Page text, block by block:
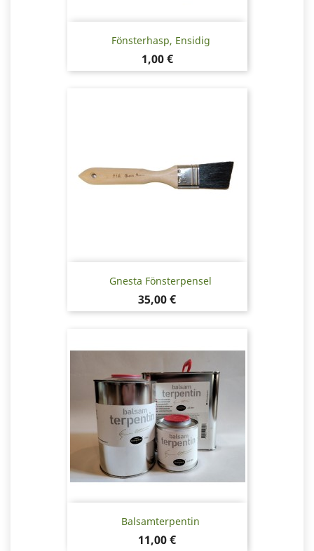
Fönsterhasp, Ensidig
Pris
1,00 €
Gnesta Fönsterpensel
Pris
35,00 €
Balsamterpentin
Pris
11,00 €